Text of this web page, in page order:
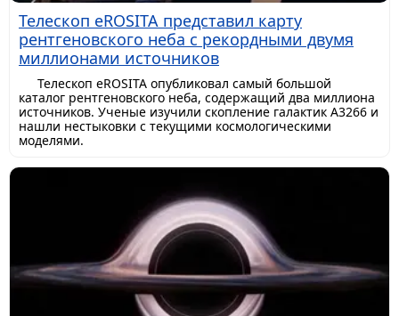
Телескоп eROSITA представил карту
рентгеновского неба с рекордными двумя
миллионами источников
Телескоп eROSITA опубликовал самый большой
каталог рентгеновского неба, содержащий два миллиона
источников. Ученые изучили скопление галактик A3266 и
нашли нестыковки с текущими космологическими
моделями.